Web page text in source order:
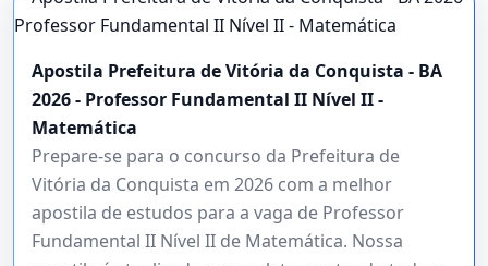
Apostila Prefeitura de Vitória da Conquista - BA
2026 - Professor Fundamental II Nível II -
Matemática
Prepare-se para o concurso da Prefeitura de
Vitória da Conquista em 2026 com a melhor
apostila de estudos para a vaga de Professor
Fundamental II Nível II de Matemática. Nossa